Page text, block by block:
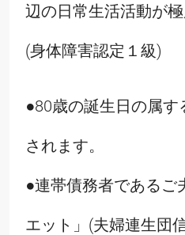
辺の日常生活活動が
(身体障害認定１級)
●80歳の誕生日の属
されます。
●連帯債務者であるご
エット」(夫婦連生団